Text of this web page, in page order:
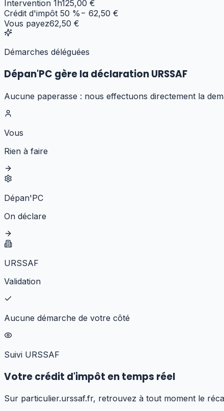
Intervention 1h125,00 €
Crédit d'impôt 50 % − 62,50 €
Vous payez62,50 €
Démarches déléguées
Dépan'PC gère la déclaration URSSAF
Aucune paperasse : nous effectuons directement la
Vous
Rien à faire
Dépan'PC
On déclare
URSSAF
Validation
Aucune démarche de votre côté
Suivi URSSAF
Votre crédit d'impôt en temps réel
Sur particulier.urssaf.fr, retrouvez à tout moment le